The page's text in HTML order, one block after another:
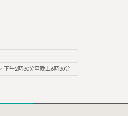
下午2時30分至晚上6時30分